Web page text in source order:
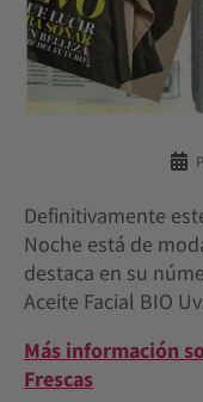
Definitivamente
Noche está de
destaca en su
Aceite Facial BIO
Más información
Frescas